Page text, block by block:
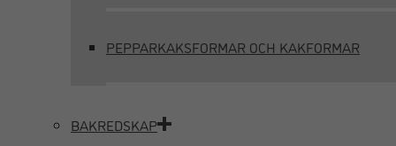
PEPPARKAKSFORMAR OCH KAKFORMAR
BAKREDSKAP